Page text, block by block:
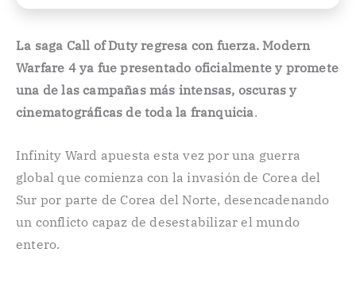
La saga Call of Duty regresa con fuerza. Modern
Warfare 4 ya fue presentado oficialmente y promete
una de las campañas más intensas, oscuras y
cinematográficas de toda la franquicia.
Infinity Ward apuesta esta vez por una guerra
global que comienza con la invasión de Corea del
Sur por parte de Corea del Norte, desencadenando
un conflicto capaz de desestabilizar el mundo
entero.